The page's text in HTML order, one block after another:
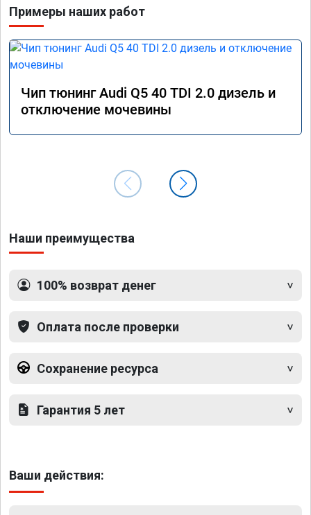
Примеры наших работ
Чип тюнинг Audi Q5 40 TDI 2.0 дизель и
отключение мочевины
Наши преимущества
100% возврат денег
Оплата после проверки
Сохранение ресурса
Гарантия 5 лет
Ваши действия: